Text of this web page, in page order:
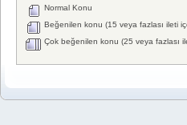
Normal Konu
Beğenilen konu (15 veya fazlası ileti
Çok beğenilen konu (25 veya fazlası